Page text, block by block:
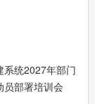
系统2027年部门
员部署培训会